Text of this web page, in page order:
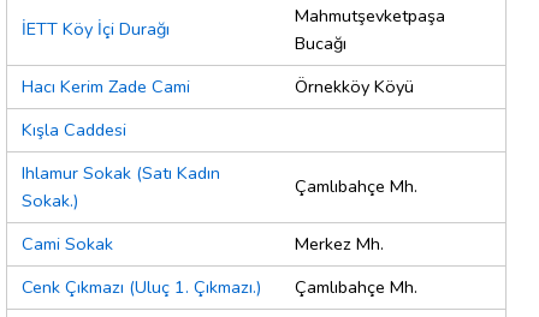
İETT Köy İçi Durağı
Mahmutşevketpaşa
Bucağı
Hacı Kerim Zade Cami
Örnekköy Köyü
Kışla Caddesi
Ihlamur Sokak (Satı Kadın
Sokak.)
Çamlıbahçe Mh.
Cami Sokak
Merkez Mh.
Cenk Çıkmazı (Uluç 1. Çıkmazı.)
Çamlıbahçe Mh.